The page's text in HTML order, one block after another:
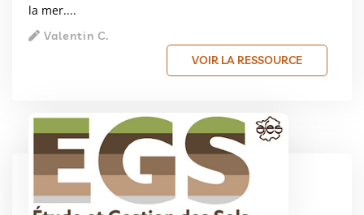
la mer....
Valentin C.
VOIR LA RESSOURCE